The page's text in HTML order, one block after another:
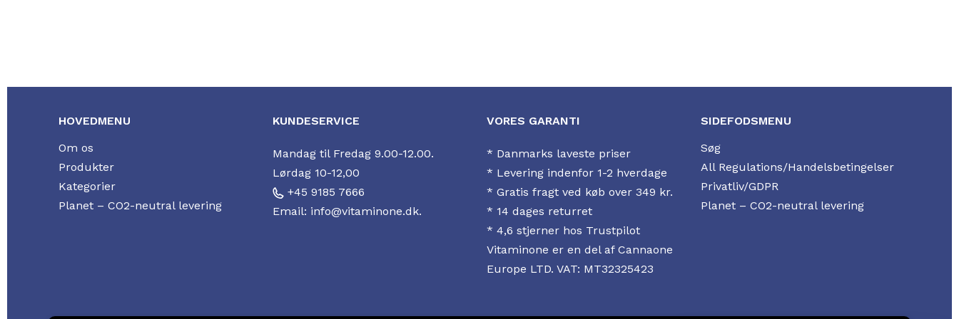
HOVEDMENU
Om os
Produkter
Kategorier
Planet – CO2-neutral levering
KUNDESERVICE
Mandag til Fredag 9.00-12.00.
Lørdag 10-12,00
+45 9185 7666
Email: info@vitaminone.dk.
VORES GARANTI
* Danmarks laveste priser
* Levering indenfor 1-2 hverdage
* Gratis fragt ved køb over 349 kr.
* 14 dages returret
* 4,6 stjerner hos Trustpilot
Vitaminone er en del af Cannaone
Europe LTD. VAT: MT32325423
SIDEFODSMENU
Søg
All Regulations/Handelsbetingelser
Privatliv/GDPR
Planet – CO2-neutral levering